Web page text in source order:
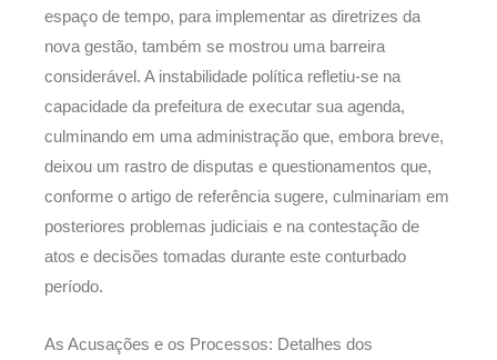
espaço de tempo, para implementar as diretrizes da
nova gestão, também se mostrou uma barreira
considerável. A instabilidade política refletiu-se na
capacidade da prefeitura de executar sua agenda,
culminando em uma administração que, embora breve,
deixou um rastro de disputas e questionamentos que,
conforme o artigo de referência sugere, culminariam em
posteriores problemas judiciais e na contestação de
atos e decisões tomadas durante este conturbado
período.
As Acusações e os Processos: Detalhes dos